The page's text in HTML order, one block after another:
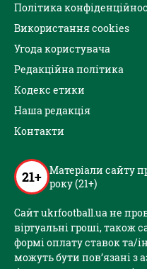
Політика
Використання cookies
Угода користувача
Редакційна політика
Кодекс етики
Наша редакція
Контакти
21+ Матеріали сайту
року (21+)
Сайт ukrfootball.ua не
віртуальні гроші, також
формі оплату ставок та/
можуть бути пов’язані з